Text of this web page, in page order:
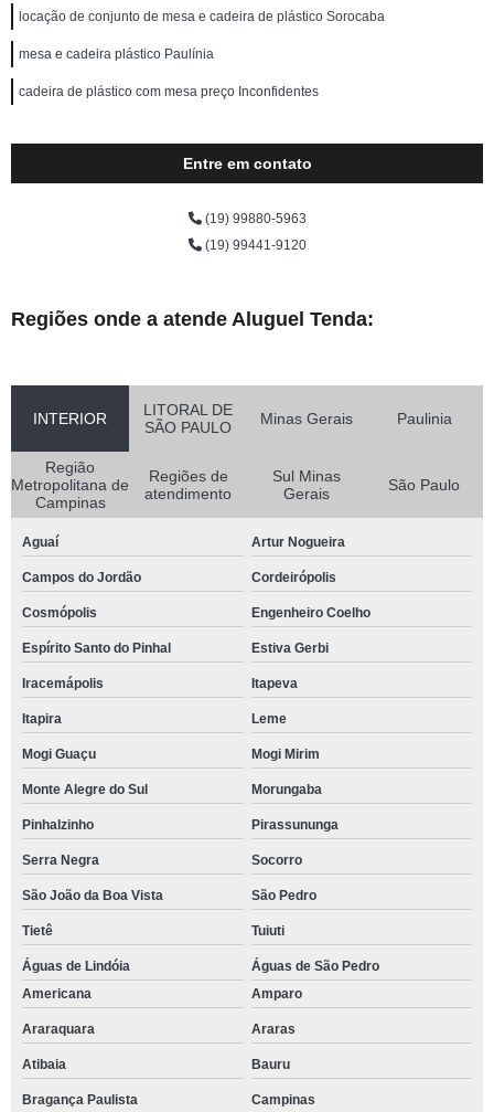
locação de conjunto de mesa e cadeira de plástico Sorocaba
mesa e cadeira plástico Paulínia
cadeira de plástico com mesa preço Inconfidentes
Entre em contato
(19) 99880-5963
(19) 99441-9120
Regiões onde a atende Aluguel Tenda:
INTERIOR
LITORAL DE
SÃO PAULO
Minas Gerais Paulinia
Região
Metropolitana de
Campinas
Regiões de
atendimento
Sul Minas
Gerais
São Paulo
Aguaí Artur Nogueira
Campos do Jordão Cordeirópolis
Cosmópolis Engenheiro Coelho
Espírito Santo do Pinhal Estiva Gerbi
Iracemápolis Itapeva
Itapira Leme
Mogi Guaçu Mogi Mirim
Monte Alegre do Sul Morungaba
Pinhalzinho Pirassununga
Serra Negra Socorro
São João da Boa Vista São Pedro
Tietê Tuiuti
Águas de Lindóia
Águas de São Pedro
Americana
Amparo
Araraquara Araras
Atibaia Bauru
Bragança Paulista Campinas